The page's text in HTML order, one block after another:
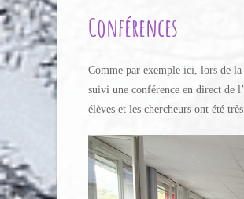
Conférences
Comme par exemple ici, lors de
suivi une conférence en direct de
élèves et les chercheurs ont été